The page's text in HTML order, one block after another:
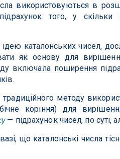
використовуються в
того, у скільки
каталонських чисел,
як основу для
включала поширення
традиційного методу
коріння) для
— підрахунок чисел, по суті,
що каталонські числа